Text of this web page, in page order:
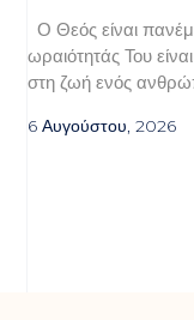
Ο Θεός είναι
ωραιότητάς Του
στη ζωή ενός
6 Αυγούστου, 2026